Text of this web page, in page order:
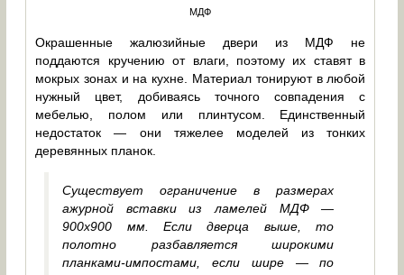
МДФ
Окрашенные жалюзийные двери из МДФ не
поддаются кручению от влаги, поэтому их ставят в
мокрых зонах и на кухне. Материал тонируют в любой
нужный цвет, добиваясь точного совпадения с
мебелью, полом или плинтусом. Единственный
недостаток — они тяжелее моделей из тонких
деревянных планок.
Существует ограничение в размерах
ажурной вставки из ламелей МДФ —
900х900 мм. Если дверца выше, то
полотно разбавляется широкими
планками-импостами, если шире — по